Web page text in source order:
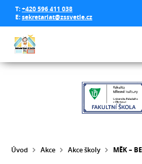
T:+420 596 411 038
E:sekretariat@zssvetle.cz
Úvod Akce Akce školy MĚK –